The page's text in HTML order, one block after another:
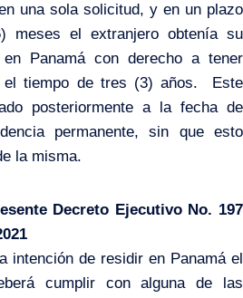
una sola solicitud, y en un plazo
meses el extranjero obtenía su
en Panamá con derecho a tener
el tiempo de tres (3) años. Este
posteriormente a la fecha de
permanente, sin que esto
la misma.
Decreto Ejecutivo No. 197
intención de residir en Panamá el
cumplir con alguna de las